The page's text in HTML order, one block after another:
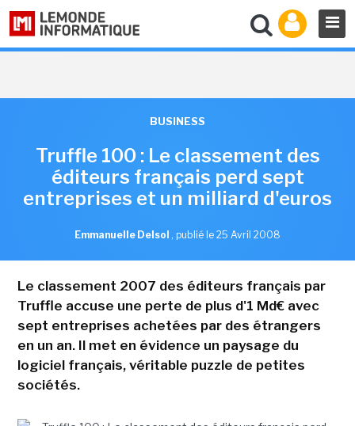
BUSINESS
Truffle 100 : Le classement des
éditeurs français perd sept
entreprises et un milliard d'euros
Emmanuelle Delsol , publié le 25 Avril 2008
Le classement 2007 des éditeurs français par
Truffle accuse une perte de plus d'1 Md€ avec
sept entreprises achetées par des étrangers
en un an. Il met en évidence un paysage du
logiciel français, véritable puzzle de petites
sociétés.